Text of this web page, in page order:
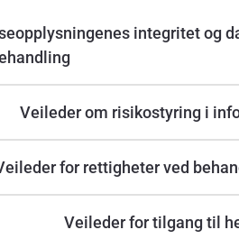
integritet og
Veileder om risikostyring i
for rettigheter ved
Veileder for tilgang til